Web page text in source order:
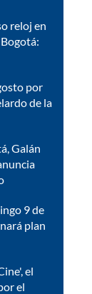
reloj en
por
de la
Galán
9 de
plan
el
el